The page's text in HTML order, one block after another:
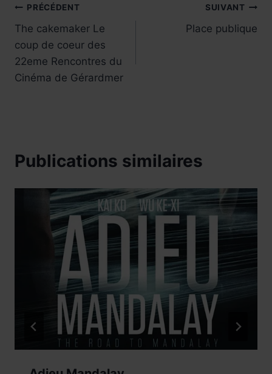
Navigation
de
l’article
PRÉCÉDENT
The cakemaker Le
coup de coeur des
22eme Rencontres du
Cinéma de Gérardmer
SUIVANT
Place publique
Publications similaires